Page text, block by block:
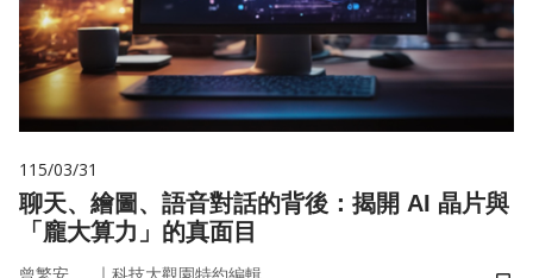
115/03/31
聊天、繪圖、語音對話的背後：揭開 AI 晶片與
「龐大算力」的真面目
｜